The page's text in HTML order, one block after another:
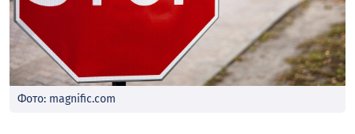
Фото: magnific.com